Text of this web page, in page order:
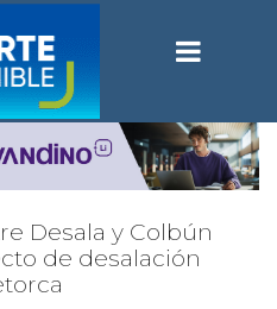
Desala y Colbún
de desalación